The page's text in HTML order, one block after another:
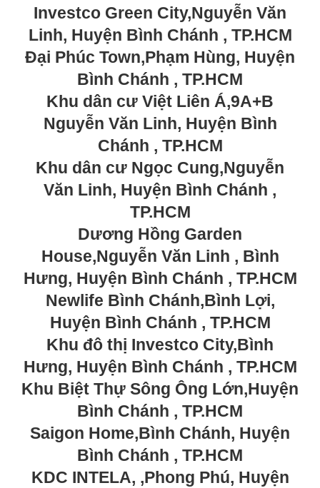
Investco Green City,Nguyễn Văn
Linh, Huyện Bình Chánh , TP.HCM
Đại Phúc Town,Phạm Hùng, Huyện
Bình Chánh , TP.HCM
Khu dân cư Việt Liên Á,9A+B
Nguyễn Văn Linh, Huyện Bình
Chánh , TP.HCM
Khu dân cư Ngọc Cung,Nguyễn
Văn Linh, Huyện Bình Chánh ,
TP.HCM
Dương Hồng Garden
House,Nguyễn Văn Linh , Bình
Hưng, Huyện Bình Chánh , TP.HCM
Newlife Bình Chánh,Bình Lợi,
Huyện Bình Chánh , TP.HCM
Khu đô thị Investco City,Bình
Hưng, Huyện Bình Chánh , TP.HCM
Khu Biệt Thự Sông Ông Lớn,Huyện
Bình Chánh , TP.HCM
Saigon Home,Bình Chánh, Huyện
Bình Chánh , TP.HCM
KDC INTELA, ,Phong Phú, Huyện